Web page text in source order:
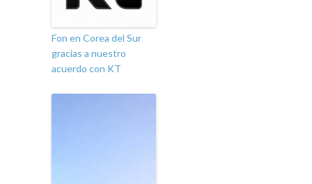
Fon en Corea del Sur
gracias a nuestro
acuerdo con KT